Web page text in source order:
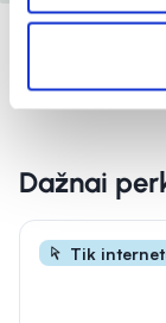
Dažnai
Tik